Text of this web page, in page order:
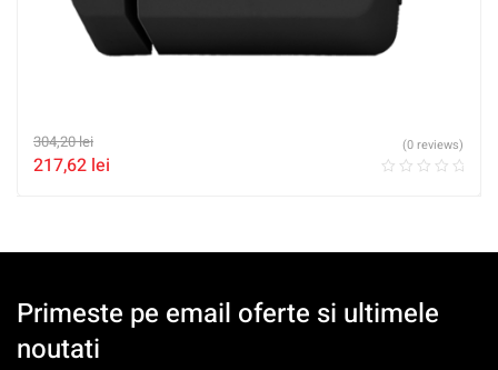
304,20lei
217,62 lei
(0 reviews)
Primeste pe email oferte si ultimele
noutati